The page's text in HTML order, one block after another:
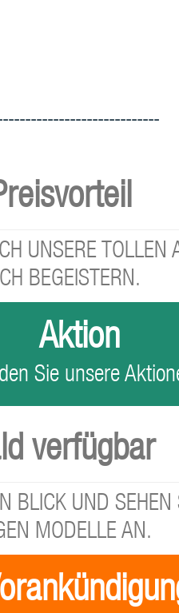
UNSERE TOLLEN
BEGEISTERN.
Aktion
Sie unsere
verfügbar
BLICK UND SEHEN
MODELLE AN.